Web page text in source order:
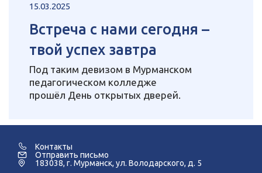
15.03.2025
Встреча с нами сегодня –
твой успех завтра
Под таким девизом в Мурманском
педагогическом колледже
прошёл День открытых дверей.
Контакты
Отправить письмо
183038, г. Мурманск, ул. Володарского, д. 5